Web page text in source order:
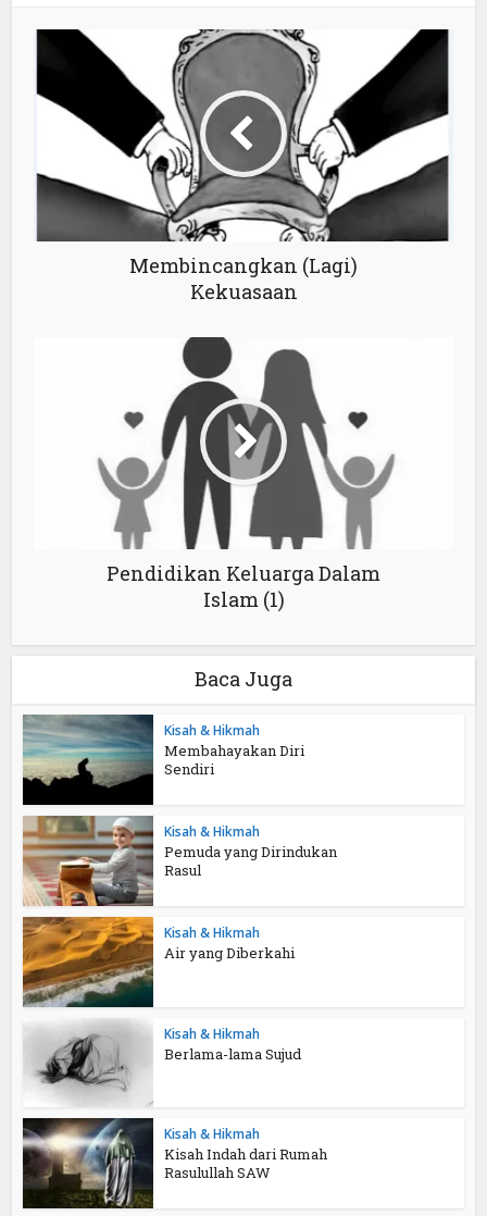
Membincangkan (Lagi)
Kekuasaan
Pendidikan Keluarga Dalam
Islam (1)
Baca Juga
Kisah & Hikmah
Membahayakan Diri
Sendiri
Kisah & Hikmah
Pemuda yang Dirindukan
Rasul
Kisah & Hikmah
Air yang Diberkahi
Kisah & Hikmah
Berlama-lama Sujud
Kisah & Hikmah
Kisah Indah dari Rumah
Rasulullah SAW